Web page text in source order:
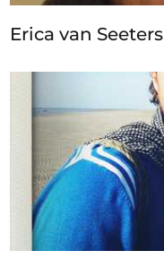
Erica van Seeters